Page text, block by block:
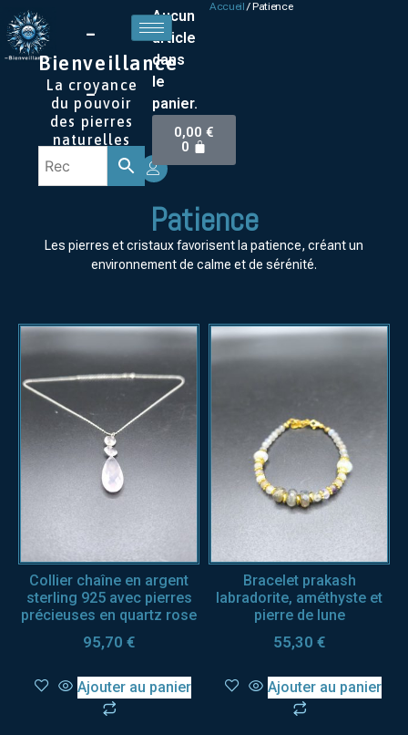
–
Bienveillance
–
La croyance
du pouvoir
des pierres
naturelles
Aucun
article
dans
le
panier.
0,00€
0
Accueil/ Patience
Patience
Les pierres et cristaux favorisent la patience, créant un
environnement de calme et de sérénité.
Collier chaîne en argent
sterling 925 avec pierres
précieuses en quartz rose
95,70 €
Ajouter au panier
Bracelet prakash
labradorite, améthyste et
pierre de lune
55,30 €
Ajouter au panier